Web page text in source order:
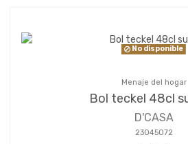
No disponible
Menaje del hogar
Bol teckel 48cl
D'CASA
23045072